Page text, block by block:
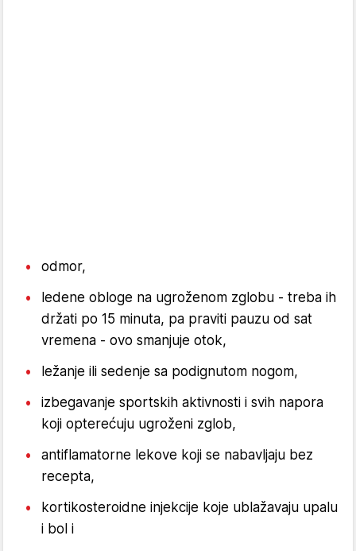
odmor,
ledene obloge na ugroženom zglobu - treba ih
držati po 15 minuta, pa praviti pauzu od sat
vremena - ovo smanjuje otok,
ležanje ili sedenje sa podignutom nogom,
izbegavanje sportskih aktivnosti i svih napora
koji opterećuju ugroženi zglob,
antiflamatorne lekove koji se nabavljaju bez
recepta,
kortikosteroidne injekcije koje ublažavaju upalu
i bol i